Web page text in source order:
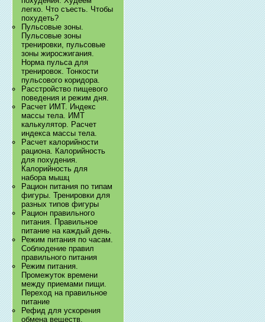
легко. Что съесть. Чтобы
похудеть?
Пульсовые зоны.
Пульсовые зоны
тренировки, пульсовые
зоны жиросжигания.
Норма пульса для
тренировок. Тонкости
пульсового коридора.
Расстройство пищевого
поведения и режим дня.
Расчет ИМТ. Индекс
массы тела. ИМТ
калькулятор. Расчет
индекса массы тела.
Расчет калорийности
рациона. Калорийность
для похудения.
Калорийность для
набора мышц
Рацион питания по типам
фигуры. Тренировки для
разных типов фигуры
Рацион правильного
питания. Правильное
питание на каждый день.
Режим питания по часам.
Соблюдение правил
правильного питания
Режим питания.
Промежуток времени
между приемами пищи.
Переход на правильное
питание
Рефид для ускорения
обмена веществ.